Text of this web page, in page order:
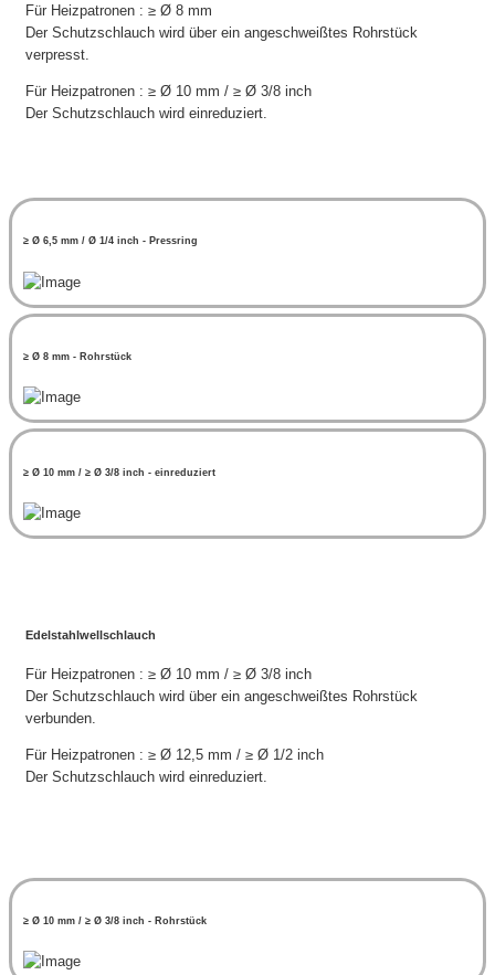
Für Heizpatronen : ≥ Ø 8 mm
Der Schutzschlauch wird über ein angeschweißtes Rohrstück
verpresst.
Für Heizpatronen : ≥ Ø 10 mm / ≥ Ø 3/8 inch
Der Schutzschlauch wird einreduziert.
≥ Ø 6,5 mm / Ø 1/4 inch - Pressring
≥ Ø 8 mm - Rohrstück
≥ Ø 10 mm / ≥ Ø 3/8 inch - einreduziert
Edelstahlwellschlauch
Für Heizpatronen : ≥ Ø 10 mm / ≥ Ø 3/8 inch
Der Schutzschlauch wird über ein angeschweißtes Rohrstück
verbunden.
Für Heizpatronen : ≥ Ø 12,5 mm / ≥ Ø 1/2 inch
Der Schutzschlauch wird einreduziert.
≥ Ø 10 mm / ≥ Ø 3/8 inch - Rohrstück